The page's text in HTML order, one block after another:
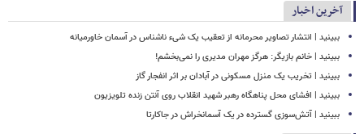
آخرین اخبار
ببینید | انتشار تصاویر محرمانه از تعقیب یک شیء ناشناس در آسمان خاورمیانه
ببینید | خانم بازیگر: هرگز مهران مدیری را نمی‌بخشم!
ببینید | تخریب یک منزل مسکونی در آبادان بر اثر انفجار گاز
ببینید | افشای محل پناهگاه‌ رهبر شهید انقلاب روی آنتن زنده تلویزیون
ببینید | ​​​​​​​آتش‌سوزی گسترده در یک آسمانخراش در جاکارتا